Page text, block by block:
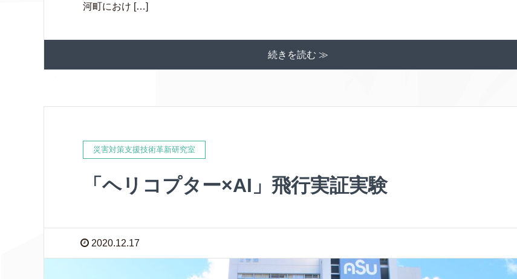
河町におけ […]
続きを読む ≫
災害対策支援技術革新研究室
「ヘリコプター×AI」飛行実証実験
2020.12.17